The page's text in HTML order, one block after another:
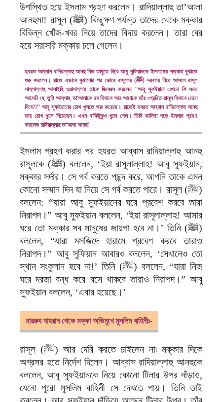
উপস্থিত হয়ে ইসলাম গ্রহণ করলেন। রাদিয়াল্লাহু তা’আলা
আনহুমা! রাসূল (ﷺ) কিছুক্ষণ পর্যন্ত তাদের থেকে মক্কার
বিভিন্ন খোঁজ-খবর নিয়ে তাদের বিদায় করলেন। তারা বের
হয়ে সরাসরি মক্কায় চলে গেলেন।
হযরত আব্বাস রাদিয়াল্লাহু আনহু নিজ তাবুতে নিয়ে আবু সুফিয়ানকে ইসলামের সত্যতা বুঝাতে
শুরু করলেন। রাতে এভাবে বুঝানোর পর ভোরে রাসূলের (ﷺ) দরবারে নিয়ে আসলে রাসূল
সাল্লাল্লাহু আলাইহি ওয়াসাল্লাম তাকে জিজ্ঞেস করলেন, “আবু সুফইয়ান! এখনো কি সময়
আসেনি যে, তুমি আল্লাহ তা’আলাকে রব হিসাবে আর আমাকে তাঁর প্রেরিত রাসূল হিসাবে মেনে
নিবে??” আবু সুফইয়ানের চোখ খুলতে শুরু করেছে। রাতেই হযরত আব্বাস রাদিয়াল্লাহু আনহু
তার চোখ খুলে দিয়েছেন। এখন বাকিটুকুও খুলে গেল। তিনি কালিমা পড়ে ইসলাম গ্রহণ
করলেন৷ রাদিয়াল্লাহু তা’আলা আনহু!
ইসলাম গ্রহণ করার পর হযরত আব্বাস রাদিয়াল্লাহু আনহু
রাসূলকে (ﷺ) বললেন, ‘ইয়া রাসূলাল্লাহ! আবু সুফইয়ান,
মক্কার সর্দার। সে গর্ব করতে পছন্দ করে, আপনি তাকে এমন
কোনো সম্মান দিন যা নিয়ে সে গর্ব করতে পারে। রাসূল (ﷺ)
বললেন: “যারা আবু সুফইয়ানের ঘরে প্রবেশ করবে তারা
নিরাপদ।” আবু সুফইয়ান বললেন, ‘ইয়া রাসূলাল্লাহ! আমার
ঘরে তো মক্কার সব মানুষের জায়গা হবে না।’ তিনি (ﷺ)
বললেন, “যারা মসজিদে হারামে প্রবেশ করবে তারাও
নিরাপদ।” আবু সুফিয়ান আবারও বললেন, ‘সেখানেও তো
স্থান সংকুলান হবে না!’ তিনি (ﷺ) বললেন, “যারা নিজ
ঘরে দরজা বন্ধ করে বসে থাকবে তারাও নিরাপদ।” আবু
সুফইয়ান বললেন, ‘এবার হয়েছে।’
মাররুয যাহরান থেকে মক্কা অভিমুখে মুসলিম বাহিনীঃ-
রাসূল (ﷺ) আর দেরি করতে চাইলেন না৷ মক্কার দিকে
অগ্রসর হতে নির্দেশ দিলেন। আব্বাস রাদিয়াল্লাহু আনহুকে
বললেন, আবু সুফইয়ানকে নিয়ে কোনো টিলার উপর দাঁড়াও,
যেনো পুরো মুসলিম বাহিনী সে দেখতে পায়। তিনি তাই